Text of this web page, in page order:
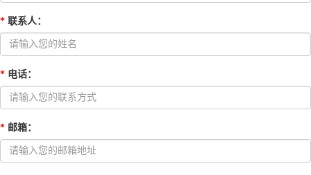
* 联系人：
* 电话：
* 邮箱：